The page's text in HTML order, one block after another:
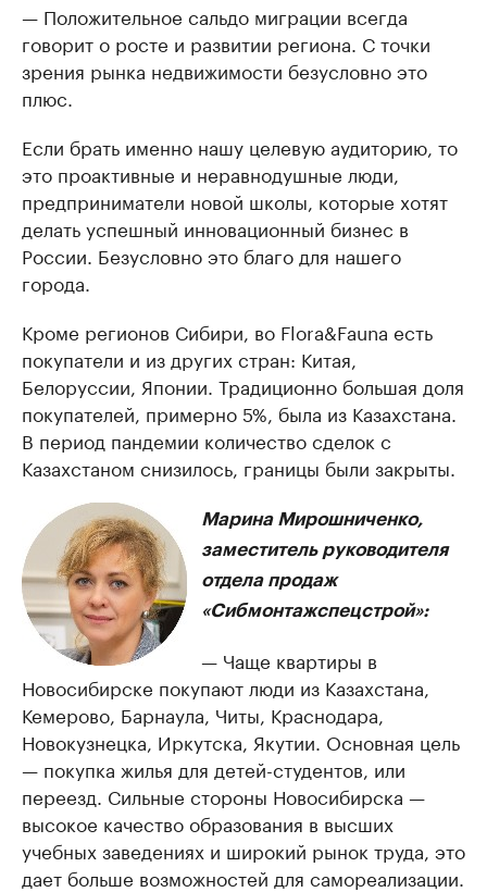
— Положительное сальдо миграции всегда
говорит о росте и развитии региона. С точки
зрения рынка недвижимости безусловно это
плюс.
Если брать именно нашу целевую аудиторию, то
это проактивные и неравнодушные люди,
предприниматели новой школы, которые хотят
делать успешный инновационный бизнес в
России. Безусловно это благо для нашего
города.
Кроме регионов Сибири, во Flora&Fauna есть
покупатели и из других стран: Китая,
Белоруссии, Японии. Традиционно большая доля
покупателей, примерно 5%, была из Казахстана.
В период пандемии количество сделок с
Казахстаном снизилось, границы были закрыты.
Марина Мирошниченко,
заместитель руководителя
отдела продаж
«Сибмонтажспецстрой»:
— Чаще квартиры в
Новосибирске покупают люди из Казахстана,
Кемерово, Барнаула, Читы, Краснодара,
Новокузнецка, Иркутска, Якутии. Основная цель
— покупка жилья для детей-студентов, или
переезд. Сильные стороны Новосибирска —
высокое качество образования в высших
учебных заведениях и широкий рынок труда, это
дает больше возможностей для самореализации.